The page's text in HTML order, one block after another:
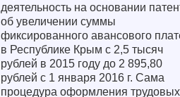
деятельность на основании
об увеличении суммы
фиксированного авансового
в Республике Крым с 2,5 тысяч
рублей в 2015 году до 2 895,80
рублей с 1 января 2016 г. Сама
процедура оформления трудовых